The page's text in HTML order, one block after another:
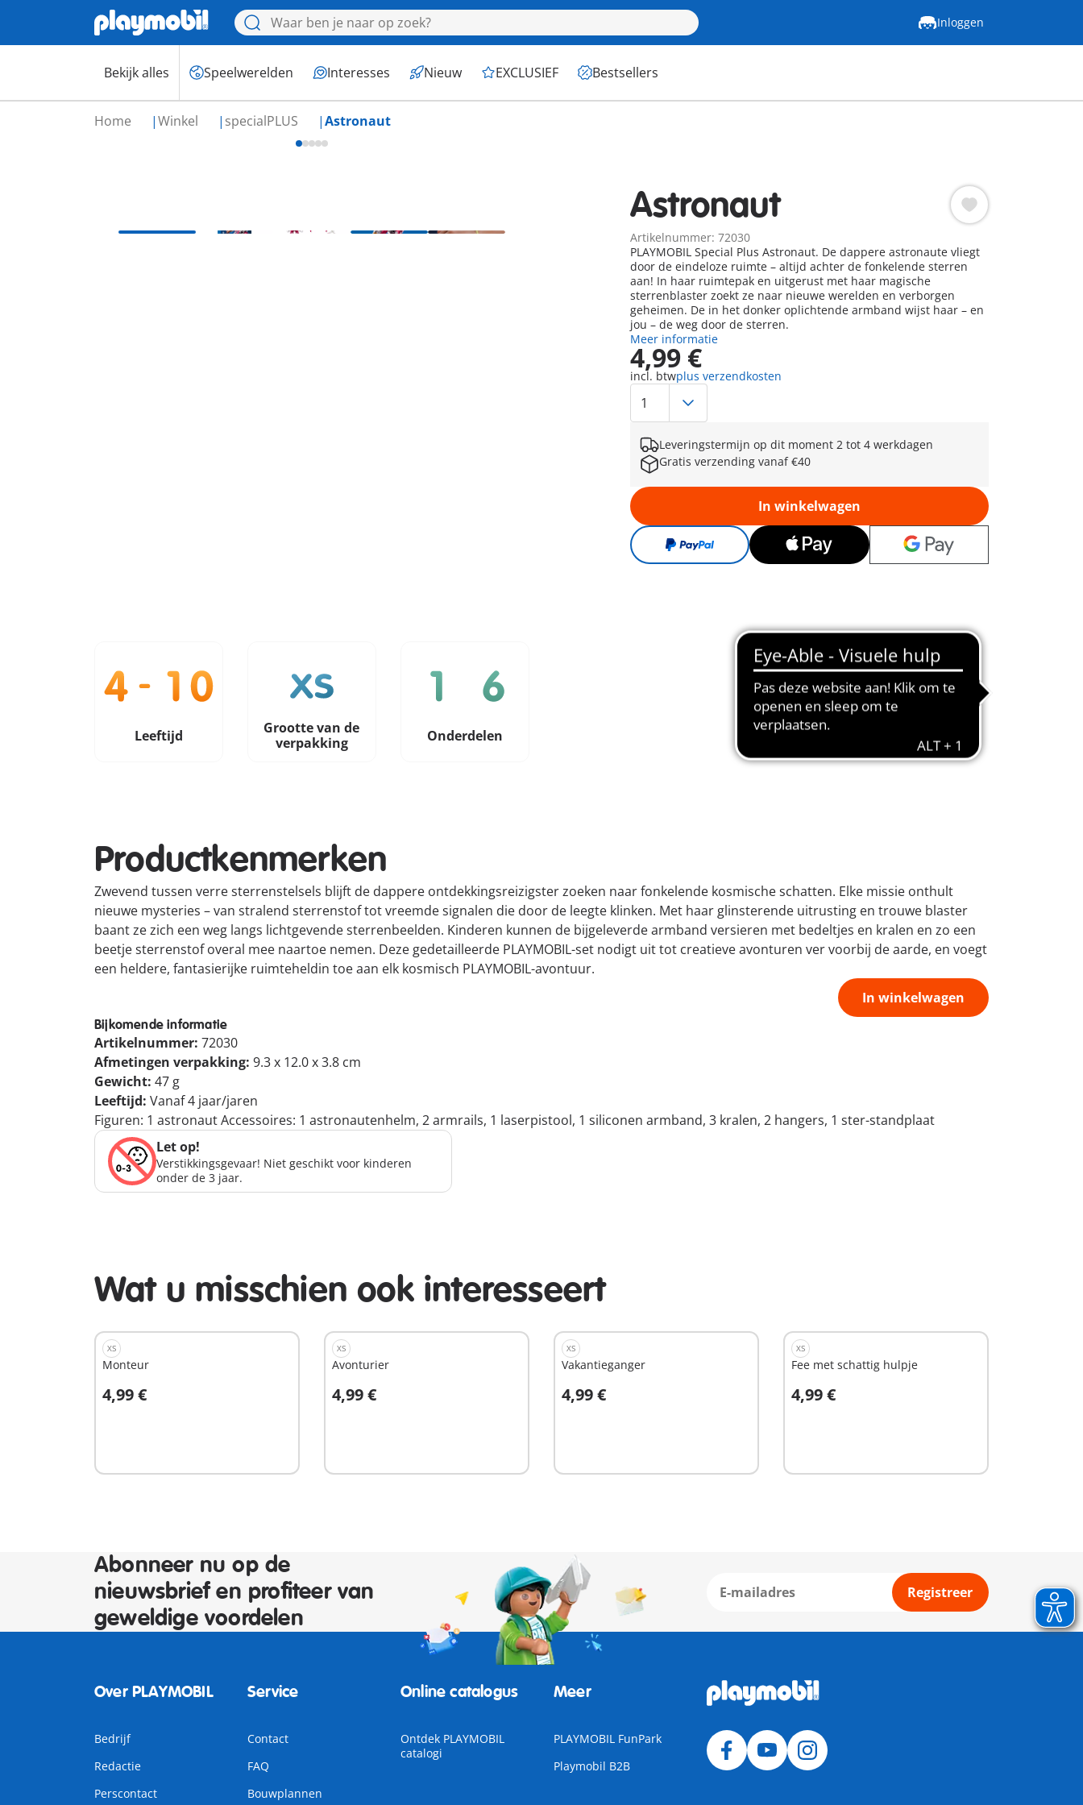
Inloggen
Bekijk alles Speelwerelden Interesses Nieuw EXCLUSIEF Bestsellers
Home Winkel specialPLUS Astronaut
Astronaut
Artikelnummer: 72030
PLAYMOBIL Special Plus Astronaut. De dappere astronaute vliegt
door de eindeloze ruimte – altijd achter de fonkelende sterren
aan! In haar ruimtepak en uitgerust met haar magische
sterrenblaster zoekt ze naar nieuwe werelden en verborgen
geheimen. De in het donker oplichtende armband wijst haar – en
jou – de weg door de sterren.
Meer informatie
4,99 €
incl. btwplus verzendkosten
Leveringstermijn op dit moment 2 tot 4 werkdagen
Gratis verzending vanaf €40
In winkelwagen
Leeftijd
Grootte van de
verpakking
Onderdelen
Productkenmerken
Zwevend tussen verre sterrenstelsels blijft de dappere ontdekkingsreizigster zoeken naar fonkelende kosmische schatten. Elke missie onthult
nieuwe mysteries – van stralend sterrenstof tot vreemde signalen die door de leegte klinken. Met haar glinsterende uitrusting en trouwe blaster
baant ze zich een weg langs lichtgevende sterrenbeelden. Kinderen kunnen de bijgeleverde armband versieren met bedeltjes en kralen en zo een
beetje sterrenstof overal mee naartoe nemen. Deze gedetailleerde PLAYMOBIL-set nodigt uit tot creatieve avonturen ver voorbij de aarde, en voegt
een heldere, fantasierijke ruimteheldin toe aan elk kosmisch PLAYMOBIL-avontuur.
In winkelwagen
Bijkomende informatie
Artikelnummer: 72030
Afmetingen verpakking: 9.3 x 12.0 x 3.8 cm
Gewicht: 47 g
Leeftijd: Vanaf 4 jaar/jaren
Figuren: 1 astronaut Accessoires: 1 astronautenhelm, 2 armrails, 1 laserpistool, 1 siliconen armband, 3 kralen, 2 hangers, 1 ster-standplaat
Let op!
Verstikkingsgevaar! Niet geschikt voor kinderen
onder de 3 jaar.
Wat u misschien ook interesseert
XS
Monteur
4,99 €
In winkelwagen
XS
Avonturier
4,99 €
In winkelwagen
XS
Vakantieganger
4,99 €
In winkelwagen
XS
Fee met schattig hulpje
4,99 €
In winkelwagen
Abonneer nu op de
nieuwsbrief en profiteer van
geweldige voordelen
Registreer
Over PLAYMOBIL
Bedrijf
Redactie
Perscontact
Service
Contact
FAQ
Bouwplannen
Online catalogus
Ontdek PLAYMOBIL
catalogi
Meer
PLAYMOBIL FunPark
Playmobil B2B